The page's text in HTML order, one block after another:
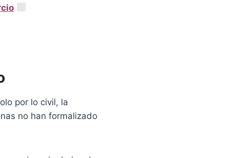
por lo civil, la
no han formalizado